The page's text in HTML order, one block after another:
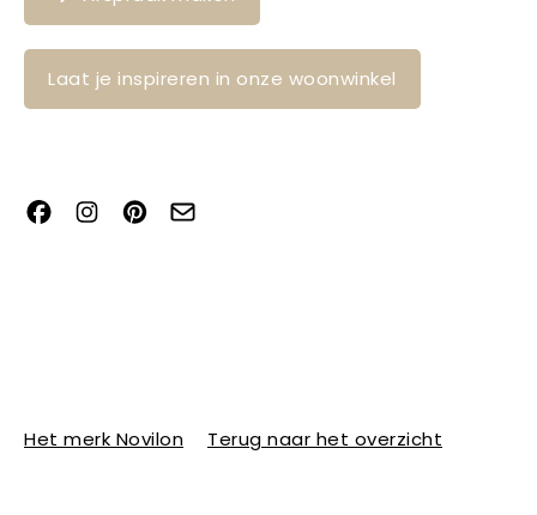
Laat je inspireren in onze woonwinkel
Het merk Novilon Terug naar het overzicht